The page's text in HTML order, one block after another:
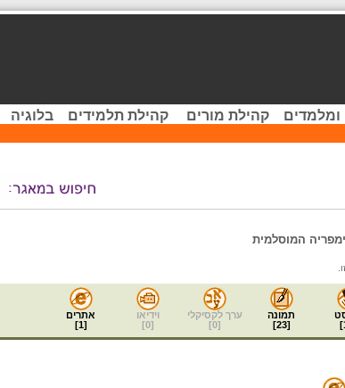
ומלמדים קהילת מורים קהילת תלמידים בלוגיה
המוסלמית
]
תמונה
[
23
]
ערך לקסיקלי
[
0
]
וידיאו
[
0
]
אתרים
[
1
]